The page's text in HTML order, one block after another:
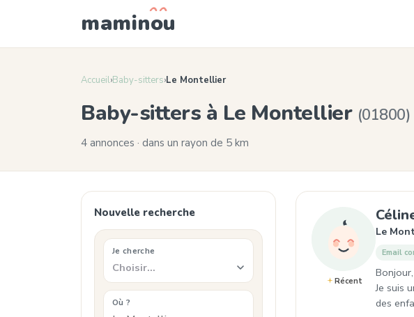
maminou
Accueil›Baby-sitters›Le Montellier
Baby-sitters à Le Montellier (01800)
4 annonces · dans un rayon de 5 km
Nouvelle recherche
Je cherche
Choisir…
Où ?
Récent
Le
Email
Je suis
des